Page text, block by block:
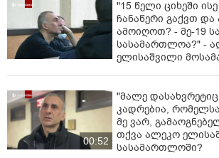
თავისუფლების აღკვეთას"15 წელი ციხეში
ჩანაწერი გაქვთ და
ამოიღოთ? - მე-19
სასამართლოა?" -
ელისაშვილი
00:52
"მალე დასახვრეტიც
კადრებია,
მე ვარ,
თქვა ალეკო
სასამართლოში?